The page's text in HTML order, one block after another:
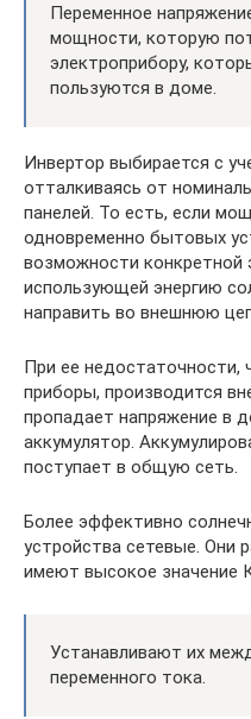
Переменное
мощности, которую
электроприбору,
пользуются в доме.
Инвертор выбирается с
отталкиваясь от
панелей. То есть, если
одновременно бытовых
возможности конкретной
использующей энергию
направить во внешнюю
При ее недостаточности,
приборы, производится
пропадает напряжение в
аккумулятор.
поступает в общую сеть.
Более эффективно
устройства сетевые. Они
имеют высокое значение
Устанавливают их
переменного тока.